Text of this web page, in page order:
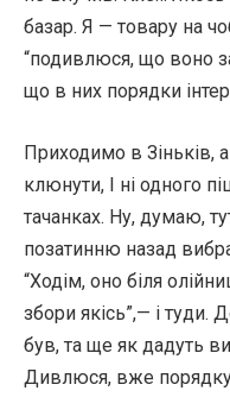
базар. Я — товару на
“подивлюся, що воно
що в них порядки
Приходимо в Зіньків,
клюнути, І ні одного
тачанках. Ну, думаю,
позатинню назад
“Ходім, оно біля
збори якісь”,— і туди.
був, та ще як дадуть
Дивлюся, вже